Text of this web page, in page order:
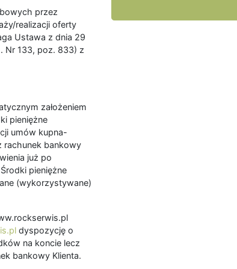
przez
realizacji oferty
Ustawa z dnia 29
Nr 133, poz. 833) z
założeniem
pieniężne
umów kupna-
rachunek bankowy
już po
pieniężne
(wykorzystywane)
dyspozycję o
na koncie lecz
bankowy Klienta.